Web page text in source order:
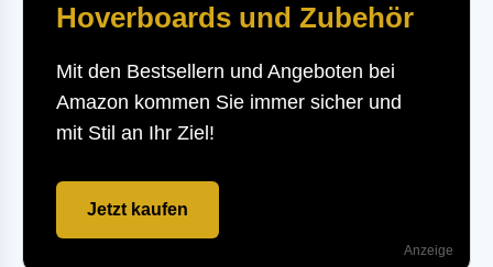
Hoverboards und Zubehör
Mit den Bestsellern und Angeboten bei
Amazon kommen Sie immer sicher und
mit Stil an Ihr Ziel!
Jetzt kaufen
Anzeige